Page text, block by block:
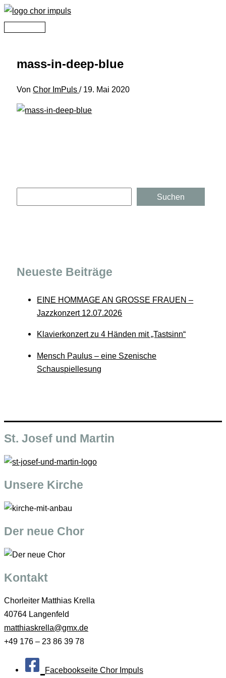
Zum
Inhalt
Hauptmenü
mass-in-deep-blue
VonChor ImPuls/ 19. Mai 2020
Suchen
Neueste Beiträge
EINE HOMMAGE AN GROSSE FRAUEN –
Jazzkonzert 12.07.2026
Klavierkonzert zu 4 Händen mit „Tastsinn“
Mensch Paulus – eine Szenische
Schauspiellesung
St. Josef und Martin
Unsere Kirche
Der neue Chor
Kontakt
Chorleiter Matthias Krella
40764 Langenfeld
matthiaskrella@gmx.de
+49 176 – 23 86 39 78
Facebookseite Chor Impuls